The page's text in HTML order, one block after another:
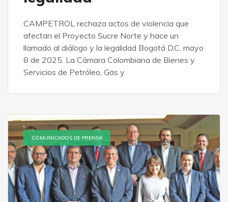
CAMPETROL rechaza actos de violencia que
afectan el Proyecto Sucre Norte y hace un
llamado al diálogo y la legalidad Bogotá D.C. mayo
8 de 2025. La Cámara Colombiana de Bienes y
Servicios de Petróleo, Gas y
COMUNICADOS DE PRENSA